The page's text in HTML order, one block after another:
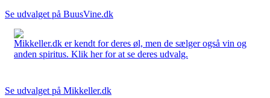
Se udvalget på BuusVine.dk
Mikkeller.dk er kendt for deres øl, men de sælger også vin og
anden spiritus. Klik her for at se deres udvalg.
Se udvalget på Mikkeller.dk